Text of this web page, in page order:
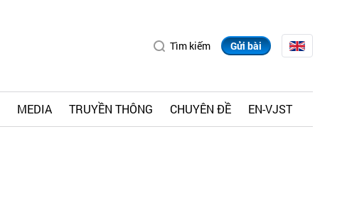
Tìm kiếm Gửi bài
MEDIA TRUYỀN THÔNG CHUYÊN ĐỀ EN-VJST